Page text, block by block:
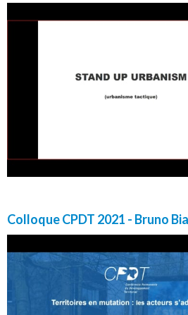
Colloque CPDT 2021 - Bruno